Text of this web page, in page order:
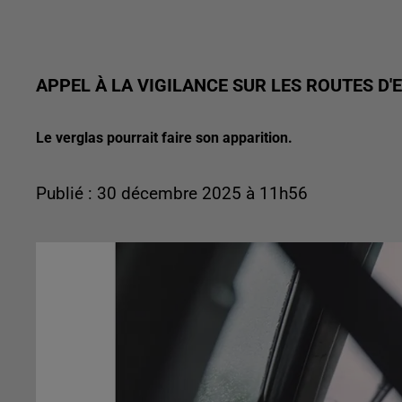
APPEL À LA VIGILANCE SUR LES ROUTES
Le verglas pourrait faire son apparition.
Publié : 30 décembre 2025 à 11h56